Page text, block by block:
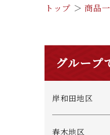
トップ 商品
グループ
岸和田地区
春木地区